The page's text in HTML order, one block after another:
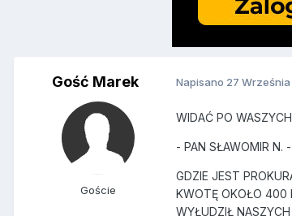
Gość Marek
Goście
Napisano 27
WIDAĆ PO
- PAN SŁAWOMIR N.
GDZIE JEST
KWOTĘ OKOŁO 400
WYŁUDZIŁ NASZYCH